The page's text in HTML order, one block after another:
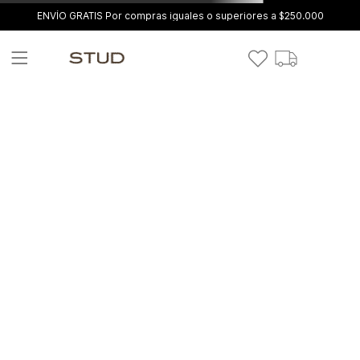
ENVÍO GRATIS Por compras iguales o superiores a $250.000